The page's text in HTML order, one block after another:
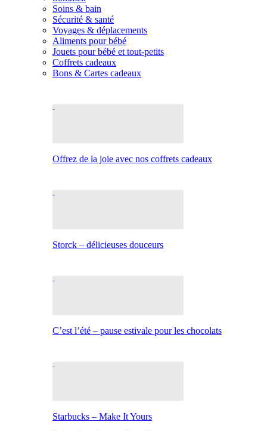
Soins & bain
Sécurité & santé
Voyages & déplacements
Aliments pour bébé
Jouets pour bébé et tout-petits
Coffrets cadeaux
Bons & Cartes cadeaux
Offrez de la joie avec nos coffrets cadeaux
Storck – délicieuses douceurs
C’est l’été – pause estivale pour les chocolats
Starbucks – Make It Yours